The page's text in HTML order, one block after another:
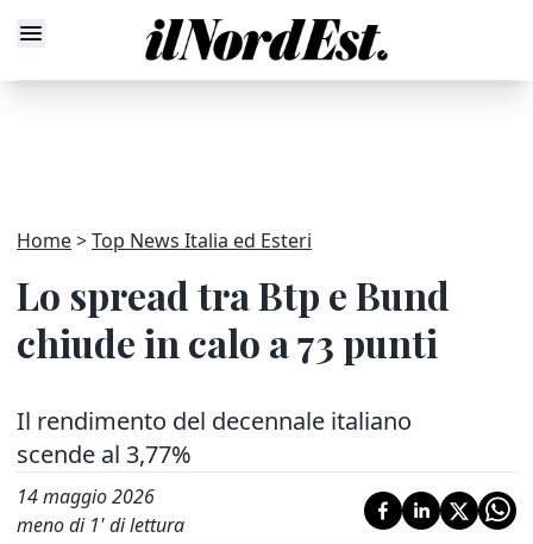
Home Top News Italia ed Esteri
Lo spread tra Btp e Bund
chiude in calo a 73 punti
Il rendimento del decennale italiano
scende al 3,77%
14 maggio 2026
meno di 1' di lettura